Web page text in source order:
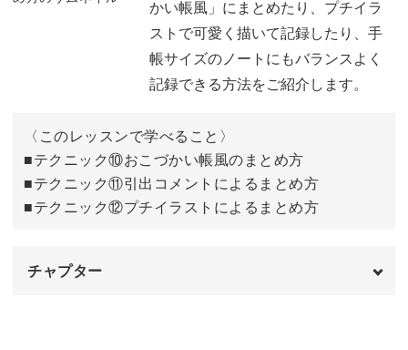
⑦多品料理のまとめ方 04:17
⑧コース料理のまとめ方 09:17
実際の活用例
おわりに
かい帳風」にまとめたり、プチイラ
ストで可愛く描いて記録したり、手
帳サイズのノートにもバランスよく
記録できる方法をご紹介します。
〈このレッスンで学べること〉
■テクニック⑩おこづかい帳風のまとめ方
■テクニック⑪引出コメントによるまとめ方
■テクニック⑫プチイラストによるまとめ方
チャプター